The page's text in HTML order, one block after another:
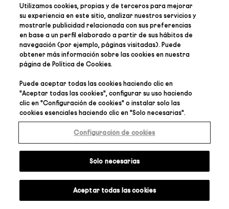
Utilizamos cookies, propias y de terceros paramejorar
su experiencia en este sitio, analizar nuestros servicios y
mostrarle publicidad relacionada con sus preferencias
en base a un perfil elaborado a partir de sus hábitos de
navegación (por ejemplo, páginas visitadas). Puede
obtener más información sobre las cookies en nuestra
página dePolítica de Cookies.
Puede aceptar todas las cookies haciendo clic en
"Aceptar todas las cookies", configurar su uso haciendo
clic en "Configuración de cookies" o instalar solo las
cookies esenciales haciendo clic en "Solo necesarias".
Configuración de cookies
Solo necesarias
Aceptar todas las cookies